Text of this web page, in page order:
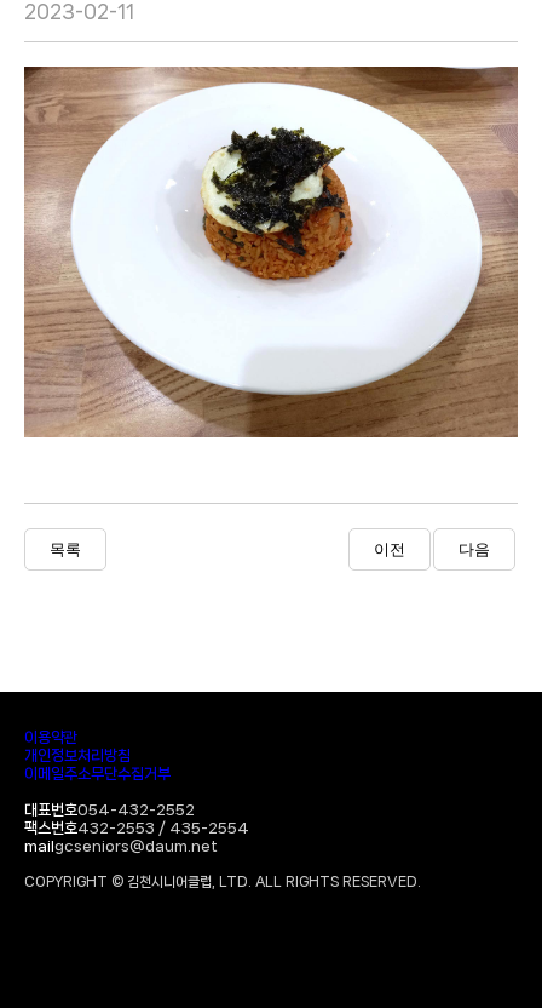
2023-02-11
목록 이전 다음
이용약관
개인정보처리방침
이메일주소무단수집거부
대표번호054-432-2552
팩스번호432-2553 / 435-2554
mailgcseniors@daum.net
COPYRIGHT © 김천시니어클럽, LTD. ALL RIGHTS RESERVED.